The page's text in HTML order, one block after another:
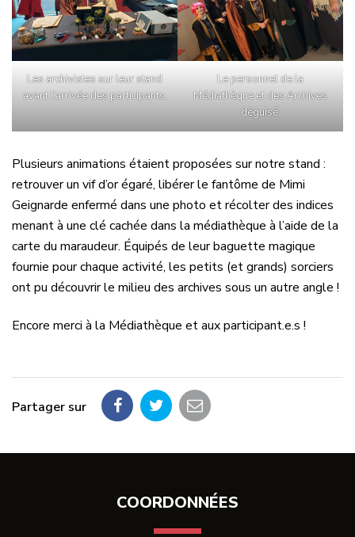
Les archivistes sur leur stand
avant l’arrivée des participants.
Le personnel de la
Médiathèque et des Archives
déguisé.
Plusieurs animations étaient proposées sur notre stand :
retrouver un vif d’or égaré, libérer le fantôme de Mimi
Geignarde enfermé dans une photo et récolter des indices
menant à une clé cachée dans la médiathèque à l’aide de la
carte du maraudeur. Équipés de leur baguette magique
fournie pour chaque activité, les petits (et grands) sorciers
ont pu découvrir le milieu des archives sous un autre angle !
Encore merci à la Médiathèque et aux participant.e.s !
Partager sur
Partager
Facebook
Partager
Twitter
Partager
email
COORDONNÉES